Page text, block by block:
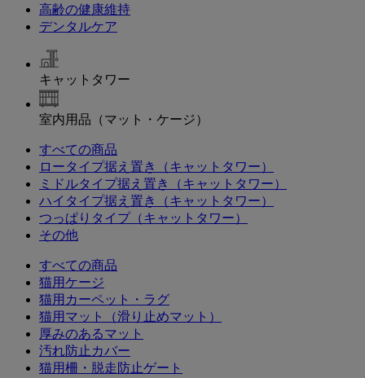
高齢の健康維持
デンタルケア
キャットタワー
室内用品（マット・ケージ）
すべての商品
ロータイプ据え置き（キャットタワー）
ミドルタイプ据え置き（キャットタワー）
ハイタイプ据え置き（キャットタワー）
つっぱりタイプ（キャットタワー）
その他
すべての商品
猫用ケージ
猫用カーペット・ラグ
猫用マット（滑り止めマット）
厚みのあるマット
汚れ防止カバー
猫用柵・脱走防止ゲート